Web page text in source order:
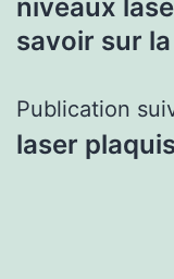
de
niveaux
savoir sur
Publication
laser